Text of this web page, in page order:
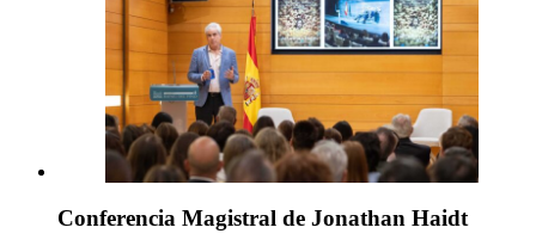
Conferencia Magistral de Jonathan Haidt